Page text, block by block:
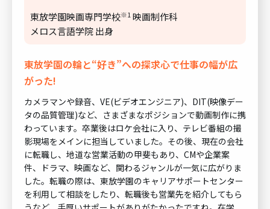
東放学園映画専門学校※1 映画制作科
メロス言語学院 出身
東放学園の輪と“好き”への探求心で仕事の幅が広
がった!
カメラマンや録音、VE(ビデオエンジニア)、DIT(映像デー
タの品質管理)など、さまざまなポジションで動画制作に携
わっています。卒業後はロケ会社に入り、テレビ番組の撮
影現場をメインに担当していました。その後、現在の会社
に転職し、地道な営業活動の甲斐もあり、CMや企業案
件、ドラマ、映画など、関わるジャンルが一気に広がりま
した。転職の際は、東放学園のキャリアサポートセンター
を利用して相談をしたり、転職後も営業先を紹介してもら